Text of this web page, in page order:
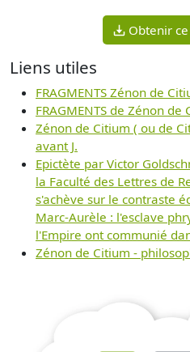
Obtenir
Liens utiles
FRAGMENTS Zénon de
FRAGMENTS de Zénon de
Zénon de Citium ( ou de
avant J.
Epictète par Victor
la Faculté des Lettres de
s'achève sur le contraste
Marc-Aurèle : l'esclave
l'Empire ont communié
Zénon de Citium -